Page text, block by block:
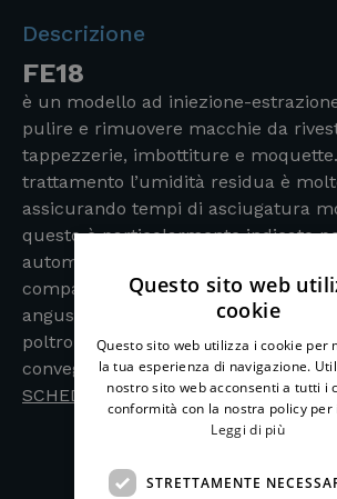
Descrizione
FE18
è un modello ad iniezione-
pulire e rimuovere macchie da
tappezzerie, imbottiture e
trattamento l’umidità residua è
assicurando tempi di asciugatura
questo è particolarmente indicato
automotive ed alberghiero. Inoltre,
compatte ne permettono l’impiego
angusti, come a bordo di autobus,
poltroncine di sale
convegni.
SCHEDA TECNICA
Questo sito web
cookie
Questo sito web utilizza i cookie per
la tua esperienza di navigazione.
nostro sito web acconsenti a tutti i
conformità con la nostra policy per
Leggi di più
STRETTAMENTE